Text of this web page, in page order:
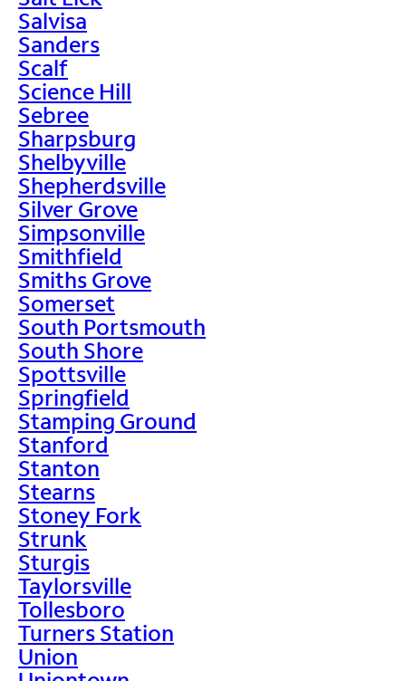
Salvisa
Sanders
Scalf
Science Hill
Sebree
Sharpsburg
Shelbyville
Shepherdsville
Silver Grove
Simpsonville
Smithfield
Smiths Grove
Somerset
South Portsmouth
South Shore
Spottsville
Springfield
Stamping Ground
Stanford
Stanton
Stearns
Stoney Fork
Strunk
Sturgis
Taylorsville
Tollesboro
Turners Station
Union